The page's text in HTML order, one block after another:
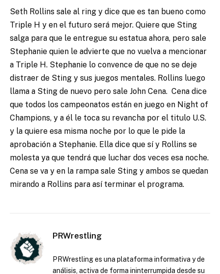
Seth Rollins sale al ring y dice que es tan bueno como
Triple H y en el futuro será mejor. Quiere que Sting
salga para que le entregue su estatua ahora, pero sale
Stephanie quien le advierte que no vuelva a mencionar
a Triple H. Stephanie lo convence de que no se deje
distraer de Sting y sus juegos mentales. Rollins luego
llama a Sting de nuevo pero sale John Cena. Cena dice
que todos los campeonatos están en juego en Night of
Champions, y a él le toca su revancha por el titulo U.S.
y la quiere esa misma noche por lo que le pide la
aprobación a Stephanie. Ella dice que sí y Rollins se
molesta ya que tendrá que luchar dos veces esa noche.
Cena se va y en la rampa sale Sting y ambos se quedan
mirando a Rollins para así terminar el programa.
PRWrestling
PRWrestling es una plataforma informativa y de
análisis, activa de forma ininterrumpida desde su